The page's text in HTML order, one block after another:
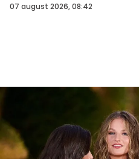
07 august 2026, 08:42